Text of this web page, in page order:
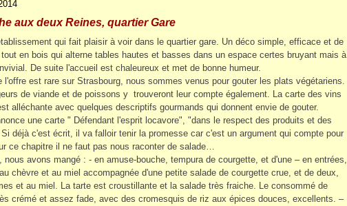
aux deux Reines, quartier Gare
qui fait plaisir à voir dans le quartier gare. Un déco simple, efficace et de
tout en bois qui alterne tables hautes et basses dans un espace certes bruyant mais à
De suite l'accueil est chaleureux et met de bonne humeur.
l'offre est rare sur Strasbourg, nous sommes venus pour gouter les plats végétariens.
de viande et de poissons y trouveront leur compte également. La carte des vins
alléchante avec quelques descriptifs gourmands qui donnent envie de gouter.
une carte " Défendant l'esprit locavore", "dans le respect des produits et des
déjà c'est écrit, il va falloir tenir la promesse car c'est un argument qui compte pour
ce chapitre il ne faut pas nous raconter de salade…
nous avons mangé : - en amuse-bouche, tempura de courgette, et d'une – en entrées,
chèvre et au miel accompagnée d'une petite salade de courgette crue, et de deux,
et au miel. La tarte est croustillante et la salade très fraiche. Le consommé de
crémé et assez fade, avec des cromesquis de riz aux épices douces, excellents. –